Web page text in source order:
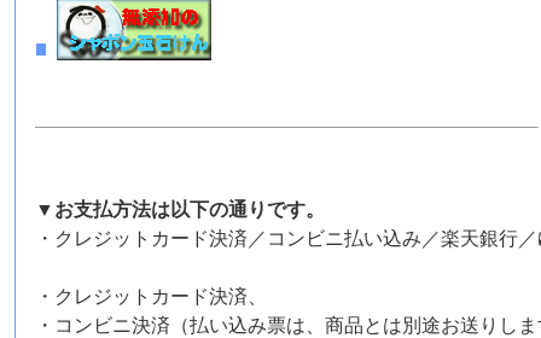
▼お支払方法は以下の通りです。
・クレジットカード決済／コンビニ払い込み／楽天銀行
・クレジットカード決済、
・コンビニ決済（払い込み票は、商品とは別途お送りし